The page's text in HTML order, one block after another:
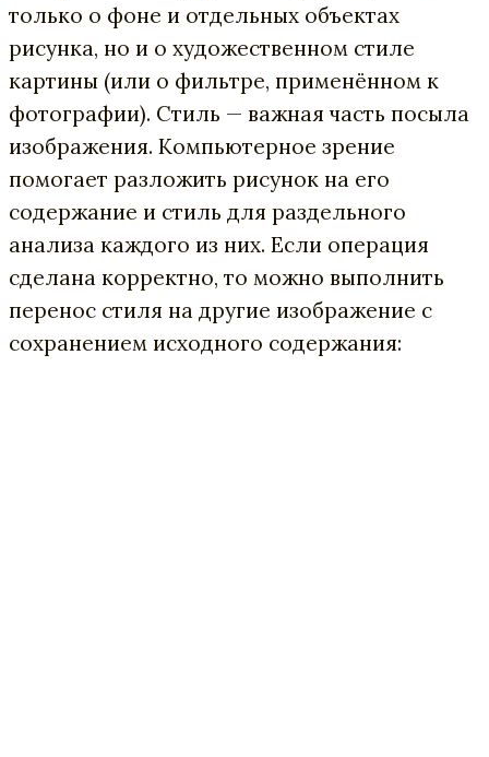
только о фоне и отдельных объектах
рисунка, но и о художественном стиле
картины (или о фильтре, применённом к
фотографии). Стиль — важная часть посыла
изображения. Компьютерное зрение
помогает разложить рисунок на его
содержание и стиль для раздельного
анализа каждого из них. Если операция
сделана корректно, то можно выполнить
перенос стиля на другие изображение с
сохранением исходного содержания: